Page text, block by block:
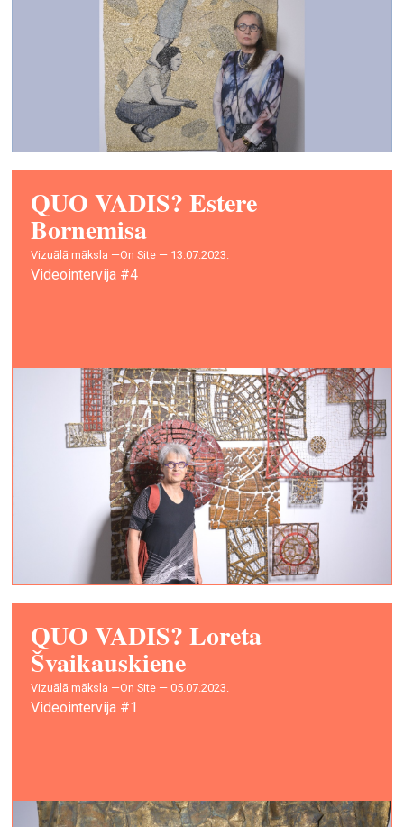
QUO VADIS? Estere
Bornemisa
vizuālā māksla —On Site — 13.07.2023.
Videointervija #4
QUO VADIS? Loreta
Švaikauskiene
vizuālā māksla —On Site — 05.07.2023.
Videointervija #1